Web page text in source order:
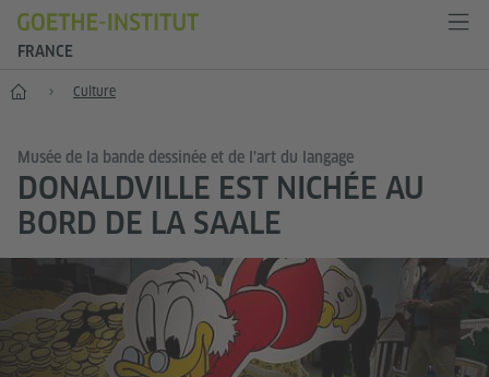
FRANCE
Accueil Culture
Musée de la bande dessinée et de l’art du langage
DONALDVILLE EST NICHÉE AU
BORD DE LA SAALE